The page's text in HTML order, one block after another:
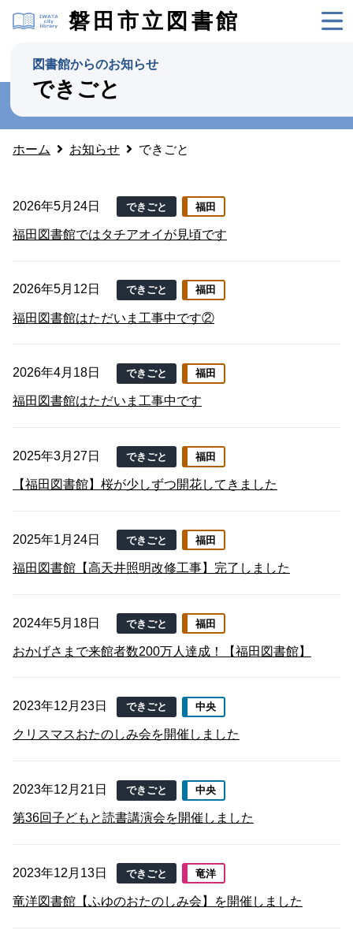
磐田市立図書館
図書館からのお知らせ
できごと
ホーム お知らせ できごと
2026年5月24日 できごと 福田
福田図書館ではタチアオイが見頃です
2026年5月12日 できごと 福田
福田図書館はただいま工事中です②
2026年4月18日 できごと 福田
福田図書館はただいま工事中です
2025年3月27日 できごと 福田
【福田図書館】桜が少しずつ開花してきました
2025年1月24日 できごと 福田
福田図書館【高天井照明改修工事】完了しました
2024年5月18日 できごと 福田
おかげさまで来館者数200万人達成！【福田図書館】
2023年12月23日 できごと 中央
クリスマスおたのしみ会を開催しました
2023年12月21日 できごと 中央
第36回子どもと読書講演会を開催しました
2023年12月13日 できごと 竜洋
竜洋図書館【ふゆのおたのしみ会】を開催しました